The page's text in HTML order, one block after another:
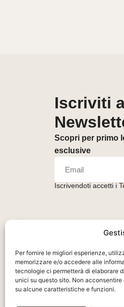
Per fornire le migliori esperienze,
memorizzare e/o accedere alle
tecnologie ci permetterà di elaborare
unici su questo sito. Non
su alcune caratteristiche e funzioni.
Iscriviti
Scopri per primo
esclusive
Iscrivendoti accetti i
Orologeria del